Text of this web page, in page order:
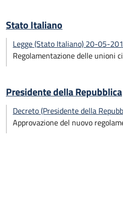
Stato Italiano
Legge (Stato Italiano) 20-05-
Regolamentazione delle unioni
Presidente della Repubblica
Decreto (Presidente della
Approvazione del nuovo